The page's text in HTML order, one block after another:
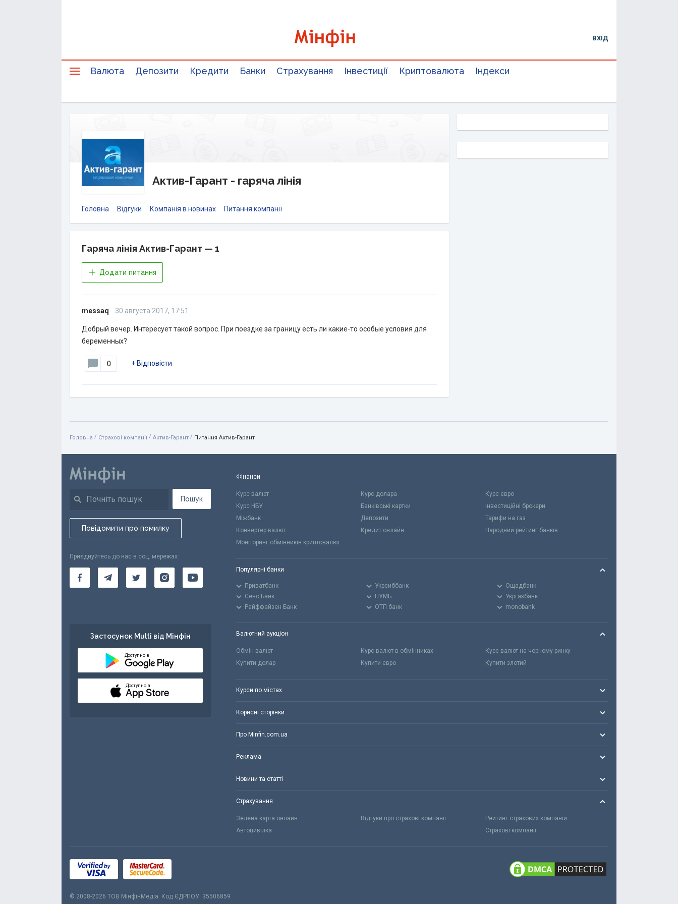
ВХІД
Валюта Депозити Кредити Банки Страхування Інвестиції Криптовалюта Індекси
Актив-Гарант - гаряча лінія
Головна Відгуки Компанія в новинах Питання компанії
Гаряча лінія Актив-Гарант — 1
Додати питання
messaq 30 августа 2017, 17:51
Добрый вечер. Интересует такой вопрос. При поездке за границу есть ли какие-то особые условия для
беременных?
0 + Відповісти
Головна / Страхові компанії / Актив-Гарант / Питання Актив-Гарант
Пошук
Повідомити про помилку
Приєднуйтесь до нас в соц. мережах:
Застосунок Multi від Мінфін
Доступно в
Доступно в
Фінанси
Курс валют Курс долара
Курс євро
Курс НБУ
Банківські картки
Інвестиційні брокери
Міжбанк
Депозити
Тарифи на газ
Конвертер валют
Кредит онлайн
Народний рейтинг банків
Моніторинг обмінників криптовалют
Популярні банки
Приватбанк Укрсиббанк
Ощадбанк
Сенс Банк
ПУМБ
Укргазбанк
Райффайзен Банк
ОТП банк monobank
Валютний аукціон
Обмін валют Курс валют в обмінниках
Курс валют на чорному ринку
Купити долар
Купити євро Купити злотий
Курси по містах
Корисні сторінки
Про Minfin.com.ua
Реклама
Новини та статті
Страхування
Зелена карта онлайн Відгуки про страхові компанії
Рейтинг страхових компаній
Автоцивілка
Страхові компанії
© 2008-2026 ТОВ МiнфiнМедiа. Код ЄДРПОУ: 35506859